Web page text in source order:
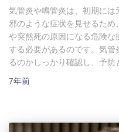
気管炎や鳴管炎は、初期に
邪のような症状を見せるた
や突然死の原因になる危険
する必要があるのです。気
るのかしっかり確認し、予防
7年前